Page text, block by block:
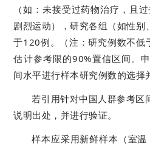
（如：未接受过药物治疗，且
剧烈运动），研究各组（如性
于120例。（注：研究例数不低
估计参考限的90%置信区间。
间水平进行样本研究例数的选择
若引用针对中国人群参考区
说明出处，并进行验证。
样本应采用新鲜样本（室